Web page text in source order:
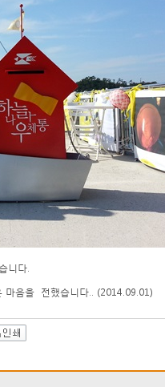
니다.
음을 전했습니다.. (2014.09.01)